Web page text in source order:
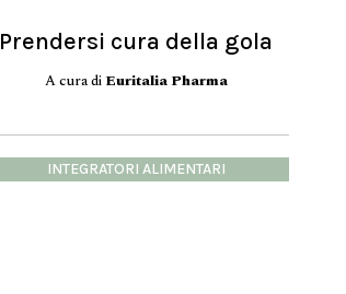
Prendersi cura della gola
A cura di Euritalia Pharma
INTEGRATORI ALIMENTARI